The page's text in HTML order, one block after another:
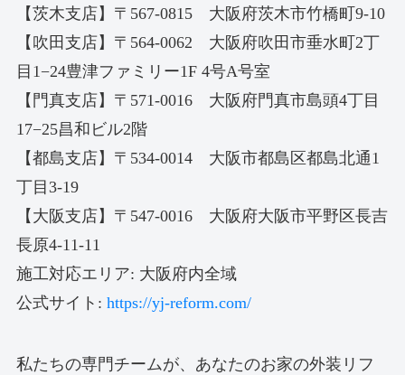
【茨木支店】〒567-0815 大阪府茨木市竹橋町9-10
【吹田支店】〒564-0062 大阪府吹田市垂水町2丁
目1−24豊津ファミリー1F 4号A号室
【門真支店】〒571-0016 大阪府門真市島頭4丁目
17−25昌和ビル2階
【都島支店】〒534-0014 大阪市都島区都島北通1
丁目3-19
【大阪支店】〒547-0016 大阪府大阪市平野区長吉
長原4-11-11
施工対応エリア: 大阪府内全域
公式サイト: https://yj-reform.com/
私たちの専門チームが、あなたのお家の外装リフ